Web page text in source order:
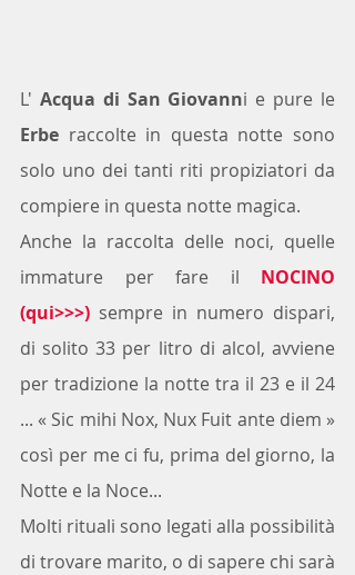
L' Acqua di San Giovann
Erbe raccolte in questa notte sono
solo uno dei tanti riti propiziatori da
compiere in questa notte magica.
Anche la raccolta delle noci, quelle
immature per fare il NOCINO
(qui>>>) sempre in numero dispari,
di solito 33 per litro di alcol, avviene
per tradizione la notte tra il 23 e il 24
... « Sic mihi Nox, Nux Fuit ante diem »
così per me ci fu, prima del giorno, la
Notte e la Noce...
Molti rituali sono legati alla possibilità
di trovare marito, o di sapere chi sarà